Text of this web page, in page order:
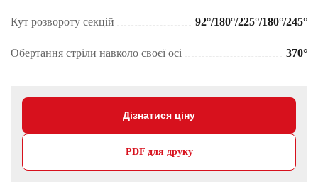
Кут розвороту секцій 92°/180°/225°/180°/245°
Обертання стріли навколо своєї осі 370°
Дізнатися ціну
PDF для друку